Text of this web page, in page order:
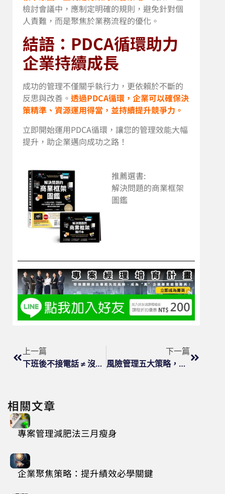
檢討會議中，應制定明確的規則，避免針對個
人責難，而是聚焦於業務流程的優化。
結語：PDCA循環助力
企業持續成長
成功的管理不僅關乎執行力，更依賴於不斷的
反思與改善。 透過PDCA循環，企業可以確保決
策精準、資源運用得當，並持續提升競爭力。
立即開始運用PDCA循環，讓您的管理效能大幅
提升，助企業邁向成功之路！
推薦選書:
解決問題的商業框架
圖鑑
上一篇
下班後不接電話 ≠ 沒責任感！
下一篇
風險管理五大策略，順利推進專案
相關文章
專案管理減肥法三月瘦身
企業聚焦策略：提升績效必學關鍵